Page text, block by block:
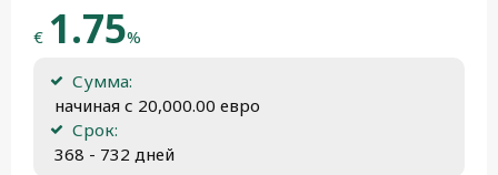
€ 1.75%
Сумма:
начиная с 20,000.00 евро
Срок:
368 - 732 дней